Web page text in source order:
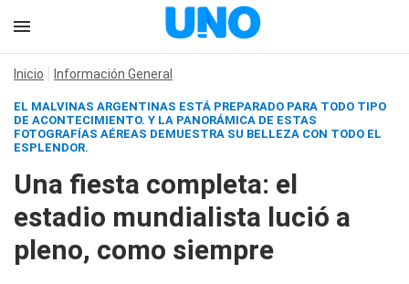
Inicio Información General
EL MALVINAS ARGENTINAS ESTÁ PREPARADO PARA TODO TIPO
DE ACONTECIMIENTO. Y LA PANORÁMICA DE ESTAS
FOTOGRAFÍAS AÉREAS DEMUESTRA SU BELLEZA CON TODO EL
ESPLENDOR.
Una fiesta completa: el
estadio mundialista lució a
pleno, como siempre